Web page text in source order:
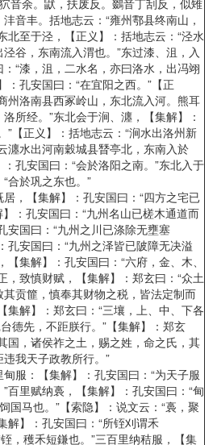
音余。鼣，扶废反。鵽音丁刮反，似雉
音丰。括地志云：“雍州鄠县终南山，
北至于泾，【正义】：括地志云：“泾水
谷，东南流入渭也。”东过漆、沮，入
“漆，沮，二水名，亦曰洛水，出冯翊
：孔安国曰：“在宜阳之西。”【正
州洛南县西冢岭山，东北流入河。熊耳
所经。”东北会于涧、瀍，【集解】：
”【正义】：括地志云：“涧水出洛州新
瀍水出河南穀城县朁亭北，东南入於
孔安国曰：“会於洛阳之南。”东北入于
合於巩之东也。”
【集解】：孔安国曰：“四方之宅已
：孔安国曰：“九州名山已槎木通道而
安国曰：“九州之川已涤除无壅塞
孔安国曰：“九州之泽皆已陂障无决溢
集解】：孔安国曰：“六府，金、木、
，致慎财赋，【集解】：郑玄曰：“众土
贡篚，慎奉其财物之税，皆法定制而
集解】：郑玄曰：“三壤，上、中、下各
德先，不距朕行。”【集解】：郑玄
国，诸侯祚之土，赐之姓，命之氏，其
我天子政教所行。”
：【集解】：孔安国曰：“为天子服
百里赋纳裛，【集解】：孔安国曰：“甸
国马也。”【索隐】：说文云：“裛，聚
解】：孔安国曰：“所铚刈谓禾
，穫禾短鎌也。”三百里纳秸服，【集